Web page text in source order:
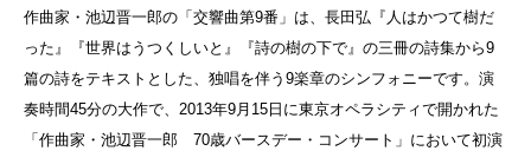
作曲家・池辺晋一郎の「交響曲第9番」は、長田弘『人はかつて樹だ
った』『世界はうつくしいと』『詩の樹の下で』の三冊の詩集から9
篇の詩をテキストとした、独唱を伴う9楽章のシンフォニーです。演
奏時間45分の大作で、2013年9月15日に東京オペラシティで開かれた
「作曲家・池辺晋一郎 70歳バースデー・コンサート」において初演